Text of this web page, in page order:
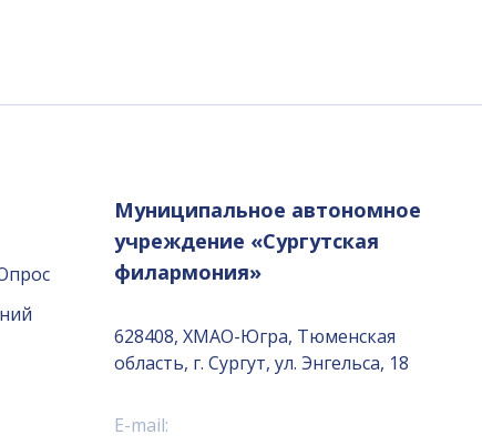
Муниципальное автономное
учреждение «Сургутская
филармония»
628408, ХМАО-Югра, Тюменская
область, г. Сургут, ул. Энгельса, 18
E-mail: